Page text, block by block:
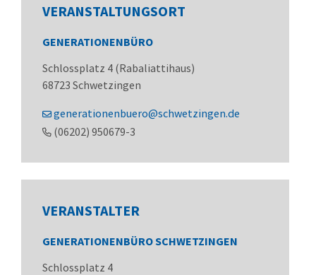
VERANSTALTUNGSORT
GENERATIONENBÜRO
Schlossplatz 4 (Rabaliattihaus)
68723 Schwetzingen
generationenbuero@schwetzingen.de
(06202) 950679-3
VERANSTALTER
GENERATIONENBÜRO SCHWETZINGEN
Schlossplatz 4